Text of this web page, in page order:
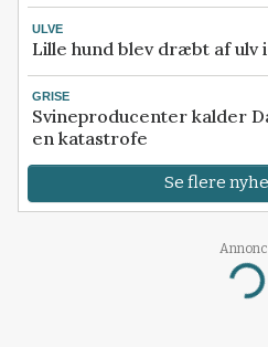
ULVE
Lille hund blev dræbt af ulv
GRISE
Svineproducenter kalder
en katastrofe
Se flere
Loading...